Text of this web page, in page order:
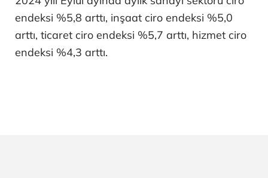
endeksi %5,8 arttı, inşaat ciro endeksi %5,0
arttı, ticaret ciro endeksi %5,7 arttı, hizmet ciro
endeksi %4,3 arttı.